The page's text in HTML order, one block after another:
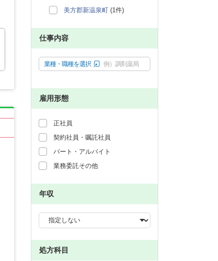
美方郡新温泉町 (1件)
仕事内容
業種・職種を選択 例）調剤薬局
雇用形態
正社員
契約社員・嘱託社員
パート・アルバイト
業務委託その他
年収
処方科目